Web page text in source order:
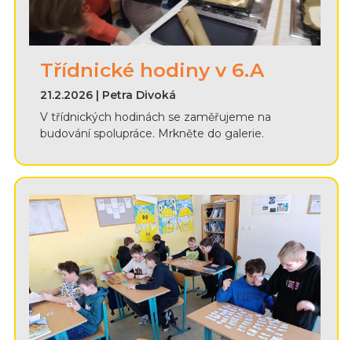
Třídnické hodiny v 6.A
21.2.2026 | Petra Divoká
V třídnických hodinách se zaměřujeme na
budování spolupráce. Mrkněte do galerie.